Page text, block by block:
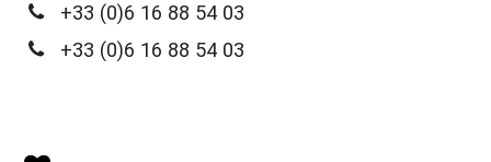
+33 (0)6 16 88 54 03
+33 (0)6 16 88 54 03